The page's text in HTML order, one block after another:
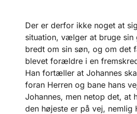
Der er derfor ikke noget at
situation, vælger at bruge
bredt om sin søn, og om det
blevet forældre i en
Han fortæller at Johannes
foran Herren og bane hans
Johannes, men netop det,
den højeste er på vej, nemlig